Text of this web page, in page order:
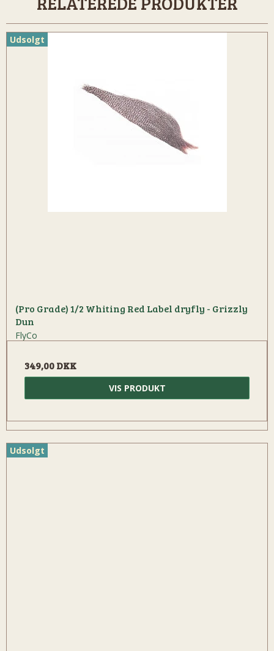
Udsolgt
(Pro Grade) 1/2 Whiting Red Label dryfly - Grizzly
Dun
FlyCo
349,00 DKK
VIS PRODUKT
Udsolgt